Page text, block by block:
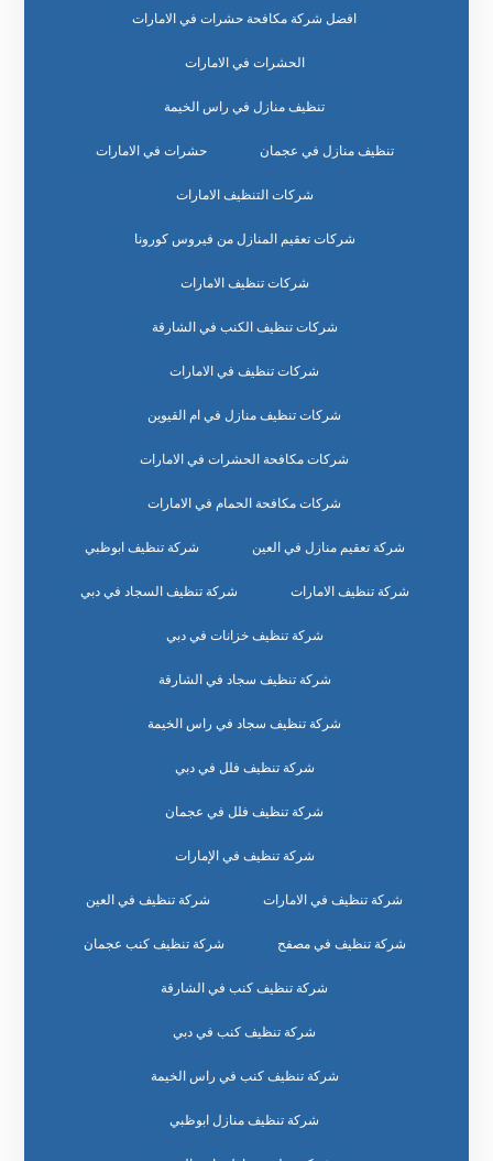
افضل شركة مكافحة حشرات في الامارات
الحشرات في الامارات
تنظيف منازل في راس الخيمة
تنظيف منازل في عجمان حشرات في الامارات
شركات التنظيف الامارات
شركات تعقيم المنازل من فيروس كورونا
شركات تنظيف الامارات
شركات تنظيف الكنب في الشارقة
شركات تنظيف في الامارات
شركات تنظيف منازل في ام القيوين
شركات مكافحة الحشرات في الامارات
شركات مكافحة الحمام في الامارات
شركة تعقيم منازل في العين شركة تنظيف ابوظبي
شركة تنظيف الامارات شركة تنظيف السجاد في دبي
شركة تنظيف خزانات في دبي
شركة تنظيف سجاد في الشارقة
شركة تنظيف سجاد في راس الخيمة
شركة تنظيف فلل في دبي
شركة تنظيف فلل في عجمان
شركة تنظيف في الإمارات
شركة تنظيف في الامارات شركة تنظيف في العين
شركة تنظيف في مصفح شركة تنظيف كنب عجمان
شركة تنظيف كنب في الشارقة
شركة تنظيف كنب في دبي
شركة تنظيف كنب في راس الخيمة
شركة تنظيف منازل ابوظبي